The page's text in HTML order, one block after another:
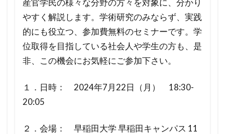
産官学民の様々な分野の方々を対象に、分かり
やすく解説します。学術研究のみならず、実践
的にも役立つ、参加費無料のセミナーです。学
位取得を目指している社会人や学生の方も、是
非、この機会にお気軽にご参加下さい。
１．日時： 2024年7月22日（月） 18:30-
20:05
２．会場： 早稲田大学 早稲田キャンパス 11